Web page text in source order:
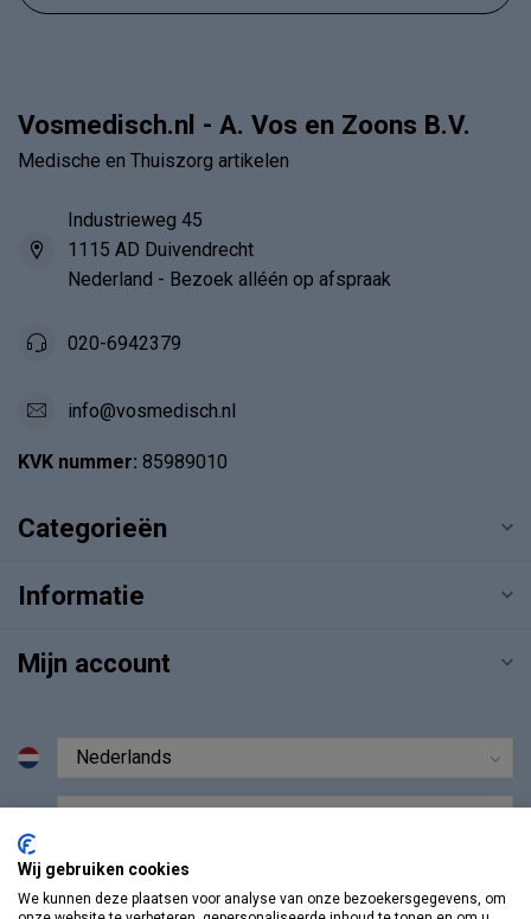
Vosmedisch.nl - A. Vos en Zoons B.V.
Medische en Thuiszorg artikelen
Industrieweg 45
1115 AD Duivendrecht
Nederland - Bezoek alléén op afspraak
020-6942379
info@vosmedisch.nl
KVK nummer: 85989010
Categorieën
Informatie
Mijn account
Wij gebruiken cookies
We kunnen deze plaatsen voor analyse van onze bezoekersgegevens, om